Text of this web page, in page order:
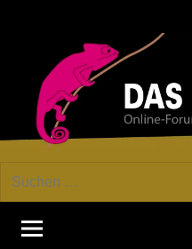
GEDICHT
blog
Forum
von
DAS
Suchen